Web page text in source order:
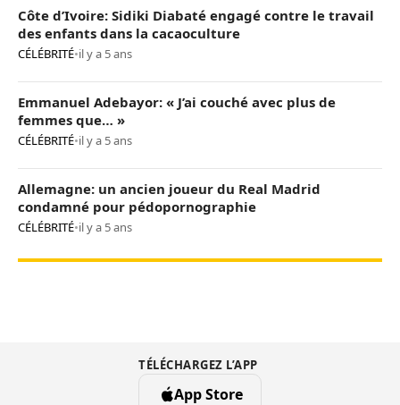
Côte d’Ivoire: Sidiki Diabaté engagé contre le travail
des enfants dans la cacaoculture
CÉLÉBRITÉ•il y a 5 ans
Emmanuel Adebayor: « J’ai couché avec plus de
femmes que… »
CÉLÉBRITÉ•il y a 5 ans
Allemagne: un ancien joueur du Real Madrid
condamné pour pédopornographie
CÉLÉBRITÉ•il y a 5 ans
TÉLÉCHARGEZ L’APP
App Store